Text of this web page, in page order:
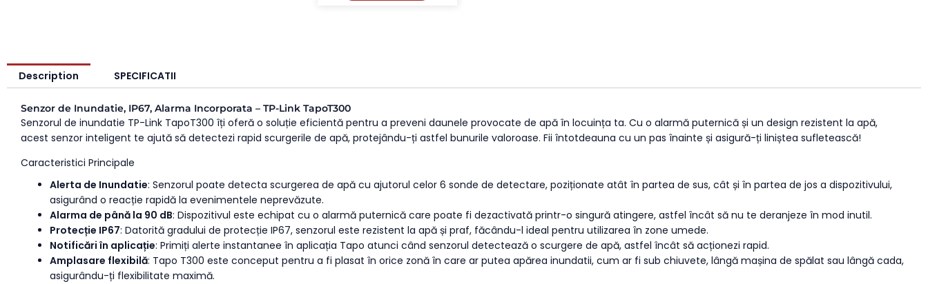
Description SPECIFICATII
Senzor de Inundatie, IP67, Alarma Incorporata – TP-Link TapoT300
Senzorul de inundatie TP-Link TapoT300 îți oferă o soluție eficientă pentru a preveni daunele provocate de apă în locuința ta. Cu o alarmă puternică și un design rezistent la apă,
acest senzor inteligent te ajută să detectezi rapid scurgerile de apă, protejându-ți astfel bunurile valoroase. Fii întotdeauna cu un pas înainte și asigură-ți liniștea sufletească!
Caracteristici Principale
Alerta de Inundatie: Senzorul poate detecta scurgerea de apă cu ajutorul celor 6 sonde de detectare, poziționate atât în partea de sus, cât și în partea de jos a dispozitivului,
asigurând o reacție rapidă la evenimentele neprevăzute.
Alarma de până la 90 dB: Dispozitivul este echipat cu o alarmă puternică care poate fi dezactivată printr-o singură atingere, astfel încât să nu te deranjeze în mod inutil.
Protecție IP67: Datorită gradului de protecție IP67, senzorul este rezistent la apă și praf, făcându-l ideal pentru utilizarea în zone umede.
Notificări în aplicație: Primiți alerte instantanee în aplicația Tapo atunci când senzorul detectează o scurgere de apă, astfel încât să acționezi rapid.
Amplasare flexibilă: Tapo T300 este conceput pentru a fi plasat în orice zonă în care ar putea apărea inundatii, cum ar fi sub chiuvete, lângă mașina de spălat sau lângă cada,
asigurându-ți flexibilitate maximă.